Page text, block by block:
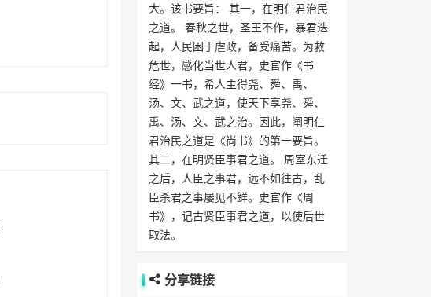
大。该书要旨： 其一，在明仁君治民
之道。 春秋之世，圣王不作，暴君迭
起，人民困于虐政，备受痛苦。为救
危世，感化当世人君，史官作《书
经》一书，希人主得尧、舜、禹、
汤、文、武之道，使天下享尧、舜、
禹、汤、文、武之治。因此，阐明仁
君治民之道是《尚书》的第一要旨。
其二，在明贤臣事君之道。 周室东迁
之后，人臣之事君，远不如往古，乱
臣杀君之事屡见不鲜。史官作《周
书》，记古贤臣事君之道，以使后世
取法。
分享链接